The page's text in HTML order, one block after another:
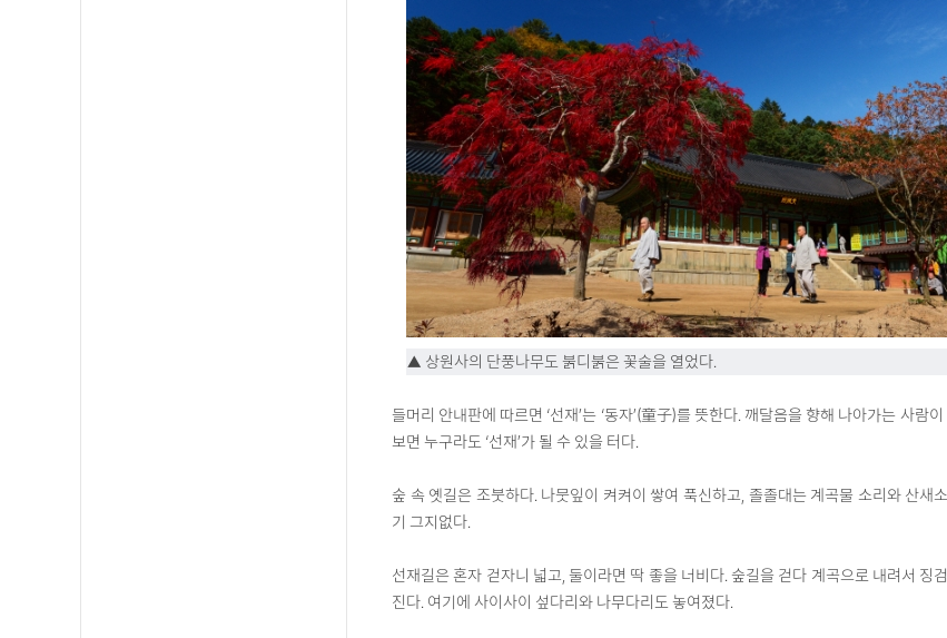
▲ 상원사의 단풍나무도 붉디붉은 꽃술을 열었다.
들머리 안내판에 따르면 ‘선재’는 ‘동자’(童子)를 뜻한다. 깨달음을 향해 나아가는 사람
보면 누구라도 ‘선재’가 될 수 있을 터다.
숲 속 옛길은 조붓하다. 나뭇잎이 켜켜이 쌓여 푹신하고, 졸졸대는 계곡물 소리와 산
기 그지없다.
선재길은 혼자 걷자니 넓고, 둘이라면 딱 좋을 너비다. 숲길을 걷다 계곡으로 내려서
진다. 여기에 사이사이 섶다리와 나무다리도 놓여졌다.